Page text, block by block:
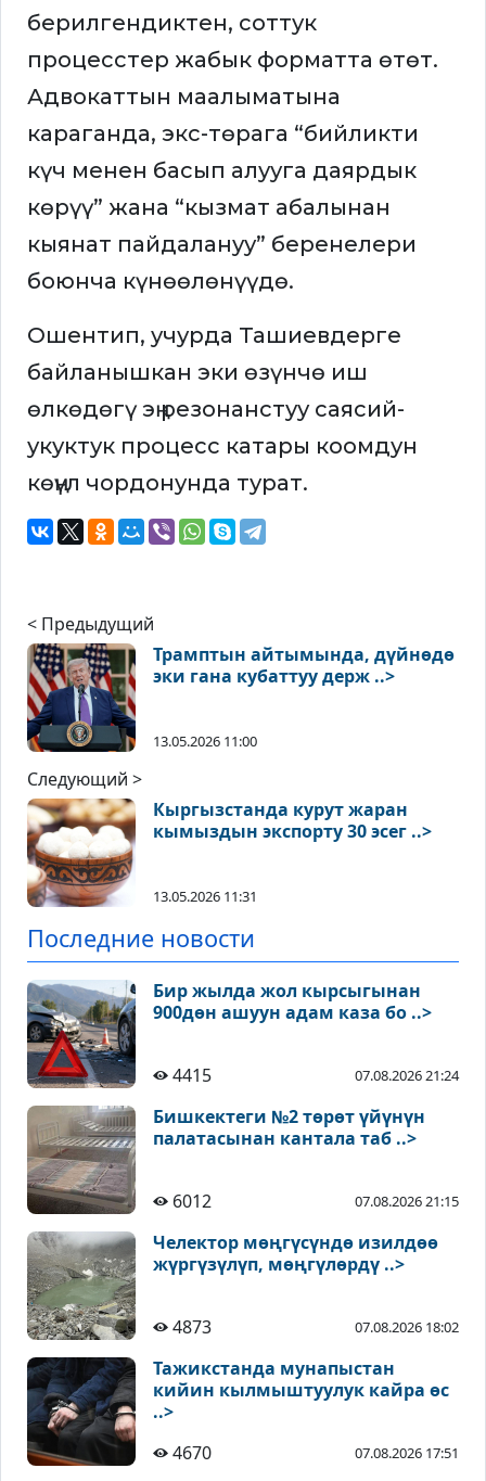
берилгендиктен, соттук
процесстер жабык форматта өтөт.
Адвокаттын маалыматына
караганда, экс-төрага “бийликти
күч менен басып алууга даярдык
көрүү” жана “кызмат абалынан
кыянат пайдалануу” беренелери
боюнча күнөөлөнүүдө.
Ошентип, учурда Ташиевдерге
байланышкан эки өзүнчө иш
өлкөдөгү эң резонанстуу саясий-
укуктук процесс катары коомдун
көңүл чордонунда турат.
< Предыдущий
Трамптын айтымында, дүйнөдө
эки гана кубаттуу держ ..>
13.05.2026 11:00
Следующий >
Кыргызстанда курут жаран
кымыздын экспорту 30 эсег ..>
13.05.2026 11:31
Последние новости
Бир жылда жол кырсыгынан
900дөн ашуун адам каза бо ..>
4415 07.08.2026 21:24
Бишкектеги №2 төрөт үйүнүн
палатасынан кантала таб ..>
6012 07.08.2026 21:15
Челектор мөңгүсүндө изилдөө
жүргүзүлүп, мөңгүлөрдү ..>
4873 07.08.2026 18:02
Тажикстанда мунапыстан
кийин кылмыштуулук кайра өс
..>
4670
07.08.2026 17:51